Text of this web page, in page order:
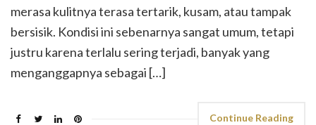
merasa kulitnya terasa tertarik, kusam, atau tampak
bersisik. Kondisi ini sebenarnya sangat umum, tetapi
justru karena terlalu sering terjadi, banyak yang
menganggapnya sebagai […]
Continue Reading